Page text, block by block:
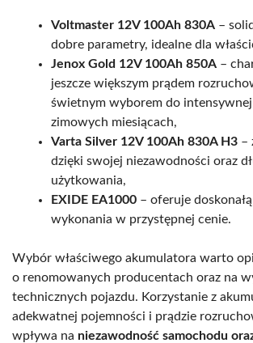
Voltmaster 12V 100Ah 830A –
dobre parametry, idealne dla
Jenox Gold 12V 100Ah 850A –
jeszcze większym prądem
świetnym wyborem do
zimowych miesiącach,
Varta Silver 12V 100Ah 830A H3 –
dzięki swojej niezawodności oraz
użytkowania,
EXIDE EA1000 – oferuje
wykonania w przystępnej cenie.
Wybór właściwego akumulatora warto
o renomowanych producentach oraz na
technicznych pojazdu. Korzystanie z
adekwatnej pojemności i prądzie
wpływa na niezawodność samochodu